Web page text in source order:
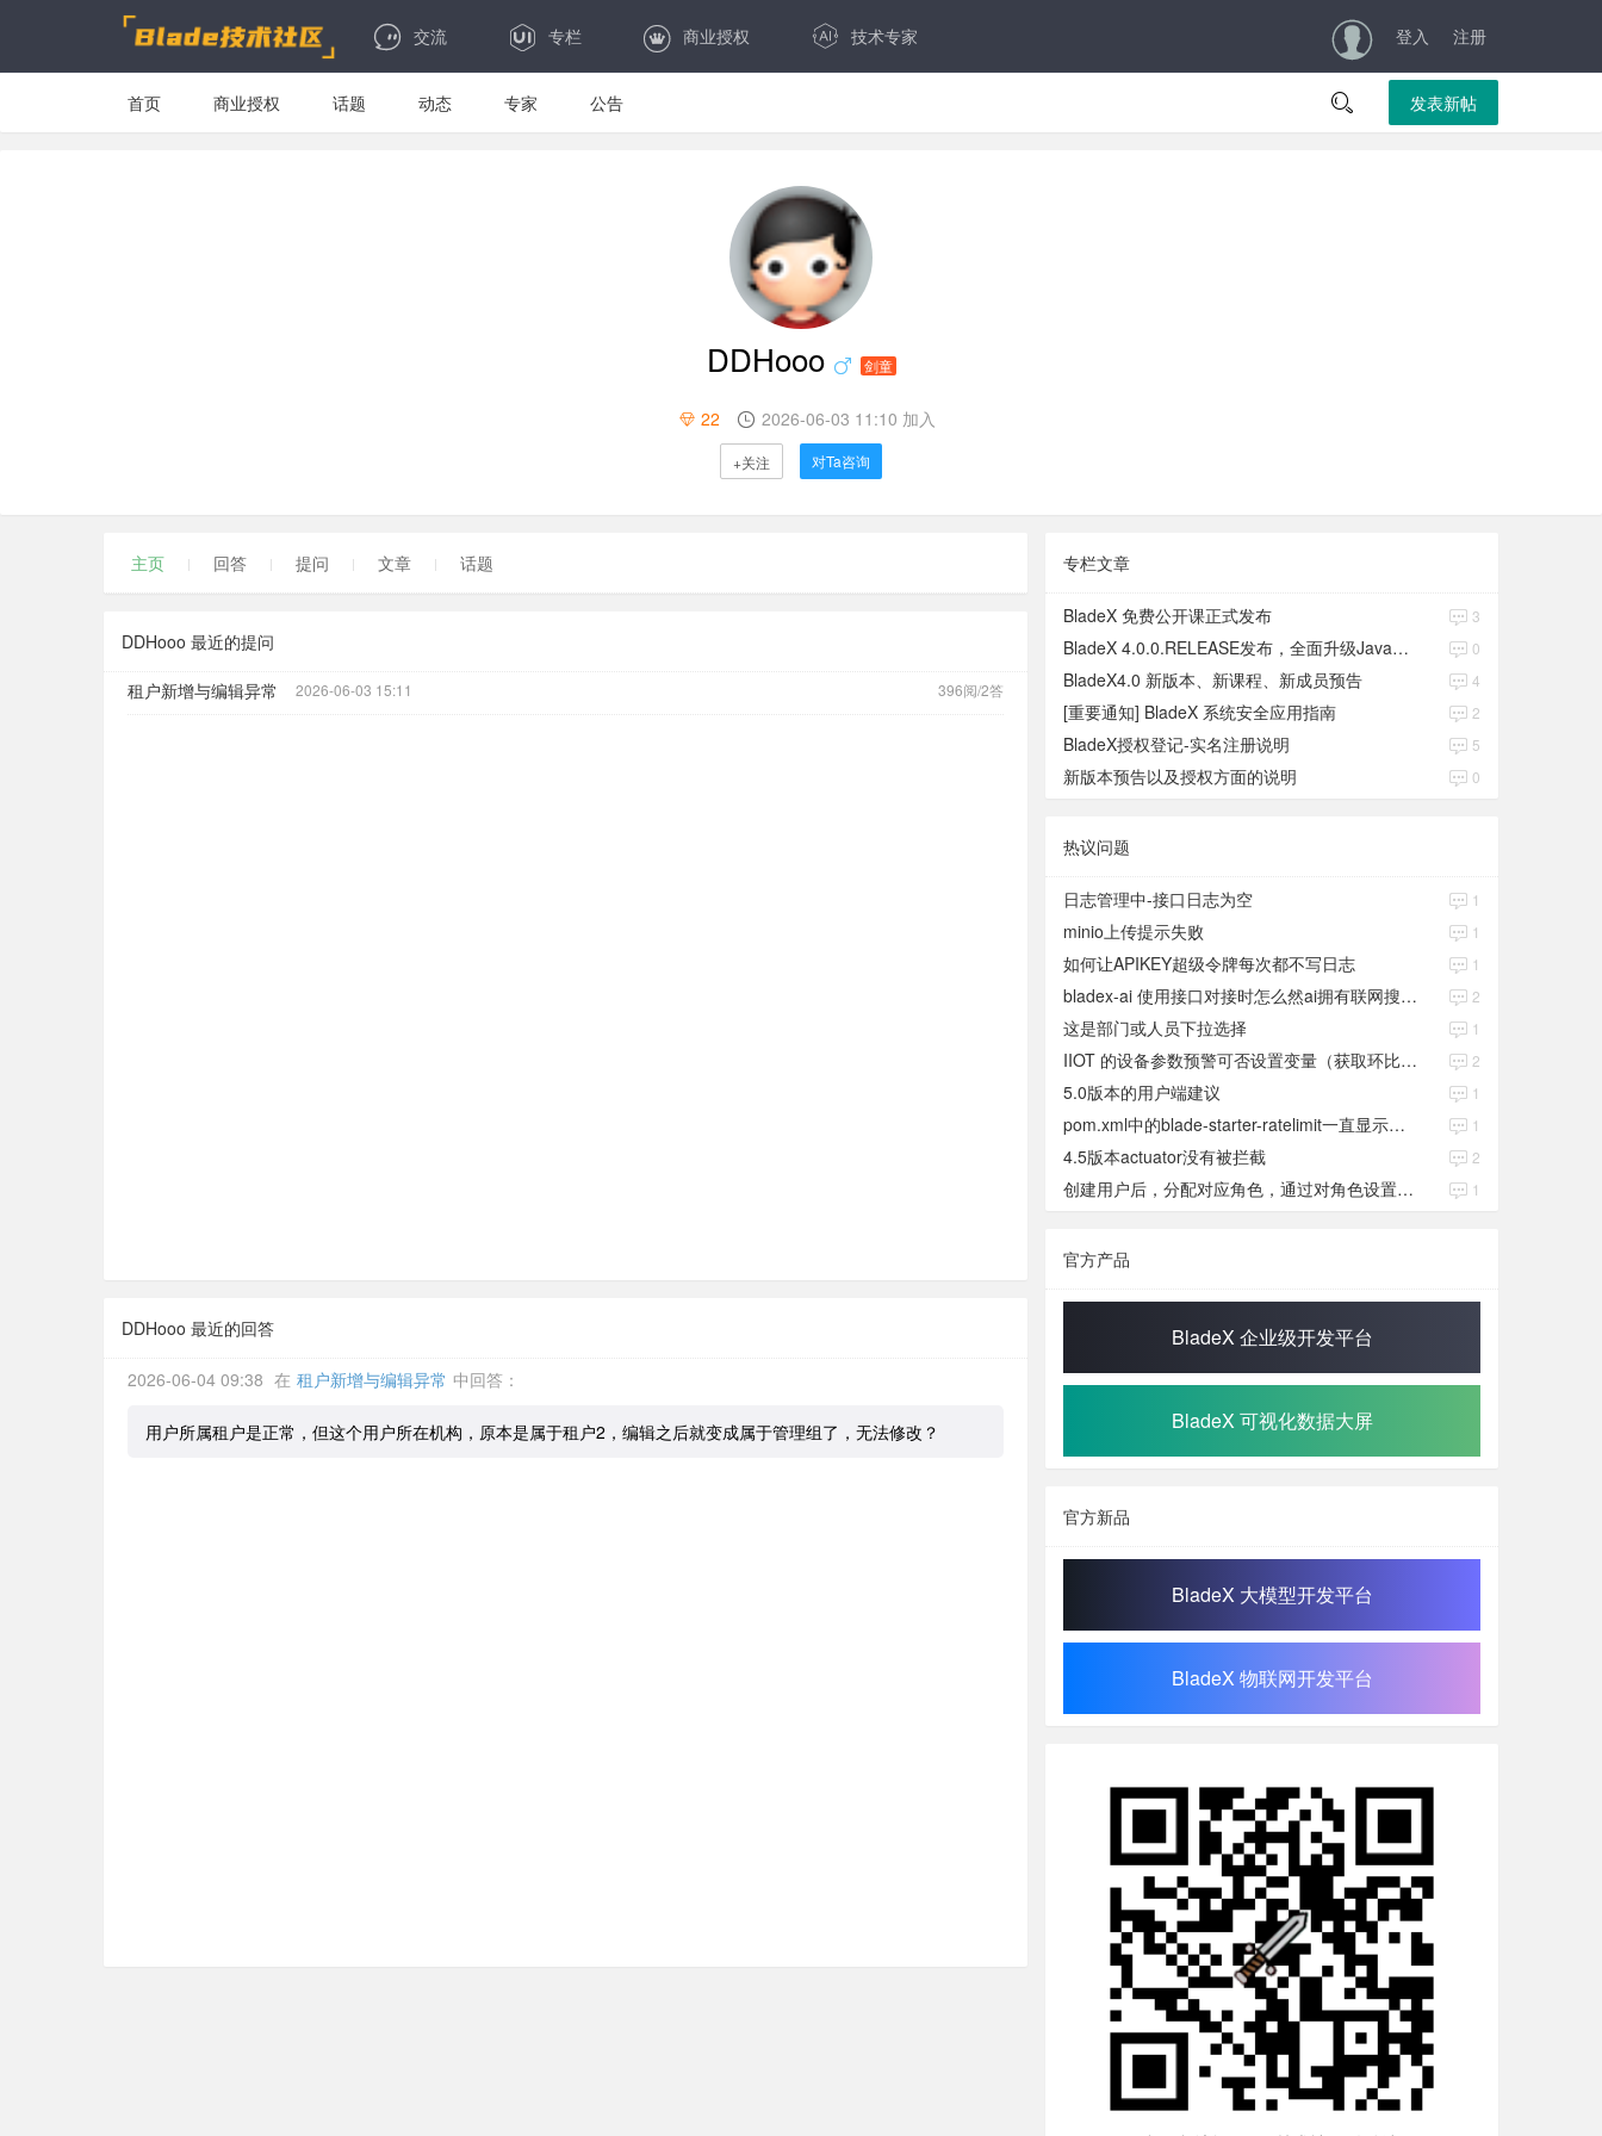
交流 专栏 商业授权 技术专家 登入 注册
首页 商业授权 话题 动态 专家 公告  发表新帖
DDHooo 剑童
22 2026-06-03 11:10 加入
+关注 对Ta咨询
主页 回答 提问 文章 话题
DDHooo 最近的提问
租户新增与编辑异常 2026-06-03 15:11 396阅/2答
DDHooo 最近的回答
2026-06-04 09:38 在 租户新增与编辑异常 中回答：
用户所属租户是正常，但这个用户所在机构，原本是属于租户2，编辑之后就变成属于管理组了，无法修改？
专栏文章
BladeX 免费公开课正式发布 3
BladeX 4.0.0.RELEASE发布，全面升级Java17、Boot3、Cloud2023 0
BladeX4.0 新版本、新课程、新成员预告 4
[重要通知] BladeX 系统安全应用指南 2
BladeX授权登记-实名注册说明 5
新版本预告以及授权方面的说明 0
热议问题
日志管理中-接口日志为空 1
minio上传提示失败 1
如何让APIKEY超级令牌每次都不写日志 1
bladex-ai 使用接口对接时怎么然ai拥有联网搜索功能 2
这是部门或人员下拉选择 1
IIOT 的设备参数预警可否设置变量（获取环比数值） 2
5.0版本的用户端建议 1
pom.xml中的blade-starter-ratelimit一直显示红色 1
4.5版本actuator没有被拦截 2
创建用户后，分配对应角色，通过对角色设置权限好后，登录当前用户后。查看不到当前已分配对应角色权限数据 1
官方产品
BladeX 企业级开发平台
BladeX 可视化数据大屏
官方新品
BladeX 大模型开发平台
BladeX 物联网开发平台